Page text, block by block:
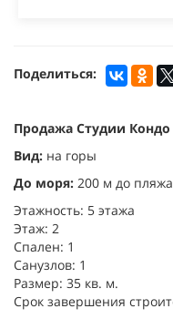
Поделиться:
Продажа Студии Кондо
Вид: на горы
До моря: 200 м до
Этажность: 5 этажа
Этаж: 2
Спален: 1
Санузлов: 1
Размер: 35 кв. м.
Срок завершения